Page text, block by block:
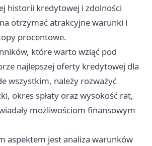
historii kredytowej i zdolności
otrzymać atrakcyjne warunki i
procentowe.
które warto wziąć pod
najlepszej oferty kredytowej dla
wszystkim, należy rozważyć
okres spłaty oraz wysokość rat,
możliwościom finansowym
aspektem jest analiza warunków